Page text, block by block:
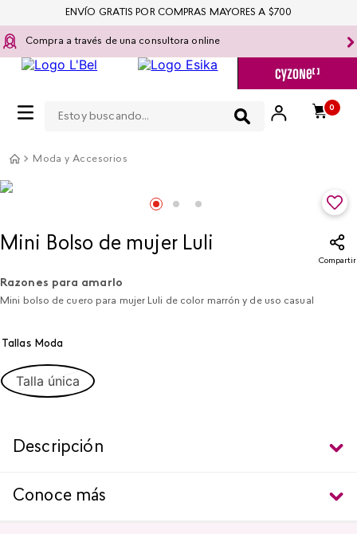
Compra a través de una consultora online
0
ENVÍO GRATIS POR COMPRAS MAYORES A $700
Moda y Accesorios
Mini Bolso de mujer Luli
Compartir
Razones para amarlo
Mini bolso de cuero para mujer Luli de color marrón y de uso casual
Tallas Moda
Talla única
Descripción
Conoce más